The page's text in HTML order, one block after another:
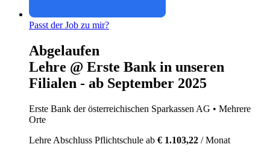
Passt der Job zu mir?
Abgelaufen
Lehre @ Erste Bank in unseren
Filialen - ab September 2025
Erste Bank der österreichischen Sparkassen AG • Mehrere
Orte
Lehre Abschluss Pflichtschule ab € 1.103,22 / Monat